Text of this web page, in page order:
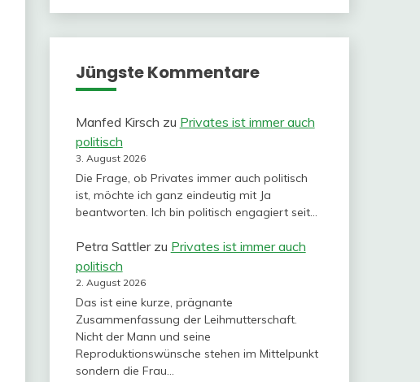
Jüngste Kommentare
Manfed Kirsch zu Privates ist immer auch
politisch
3. August 2026
Die Frage, ob Privates immer auch politisch
ist, möchte ich ganz eindeutig mit Ja
beantworten. Ich bin politisch engagiert seit…
Petra Sattlerzu Privates ist immer auch
politisch
2. August 2026
Das ist eine kurze, prägnante
Zusammenfassung der Leihmutterschaft.
Nicht der Mann und seine
Reproduktionswünsche stehen im Mittelpunkt
sondern die Frau…